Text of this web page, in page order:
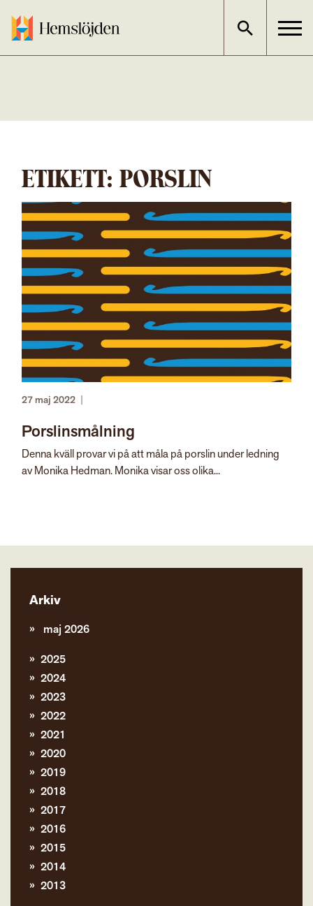
innehållet
ETIKETT: PORSLIN
27 maj 2022
Porslinsmålning
Denna kväll provar vi på att måla på porslin under ledning
av Monika Hedman. Monika visar oss olika...
Arkiv
maj 2026
2025
2024
2023
2022
2021
2020
2019
2018
2017
2016
2015
2014
2013